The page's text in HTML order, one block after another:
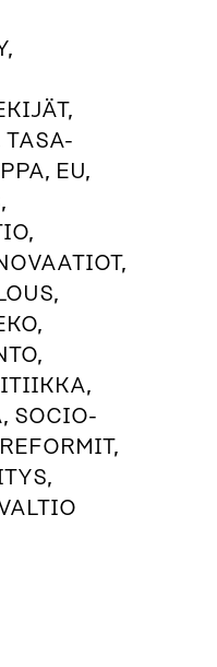
TASA-
EU,
SOCIO-